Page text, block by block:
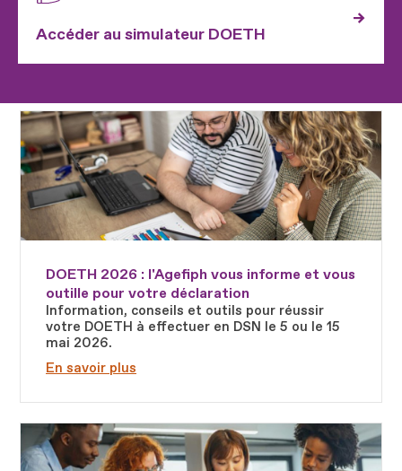
Accéder au simulateur DOETH
DOETH 2026 : l'Agefiph vous informe et vous
outille pour votre déclaration
Information, conseils et outils pour réussir
votre DOETH à effectuer en DSN le 5 ou le 15
mai 2026.
En savoir plus
Fichier
Fichier